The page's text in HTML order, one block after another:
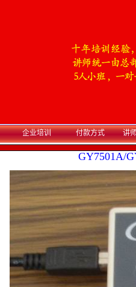
企业培训 付款方式 讲
GY7501A/